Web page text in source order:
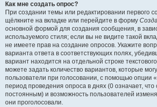
Как мне создать опрос?
При создании темы или редактировании первого
щёлкните на вкладке или перейдите в форму
основной формой для создания сообщения, в
используемого стиля; если вы не видите такой
не имеете прав на создание опросов. Укажите
варианта ответа в соответствующих полях,
вариант находится на отдельной строке
можете задать количество вариантов, которые
пользователи при голосовании, с помощью опции
период проведения опроса в днях (0 означает, что
постоянным) и возможность пользователей
они проголосовали.